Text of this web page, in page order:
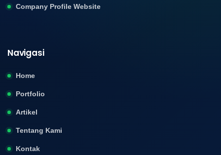
Company Profile Website
Navigasi
Home
Portfolio
Artikel
Tentang Kami
Kontak